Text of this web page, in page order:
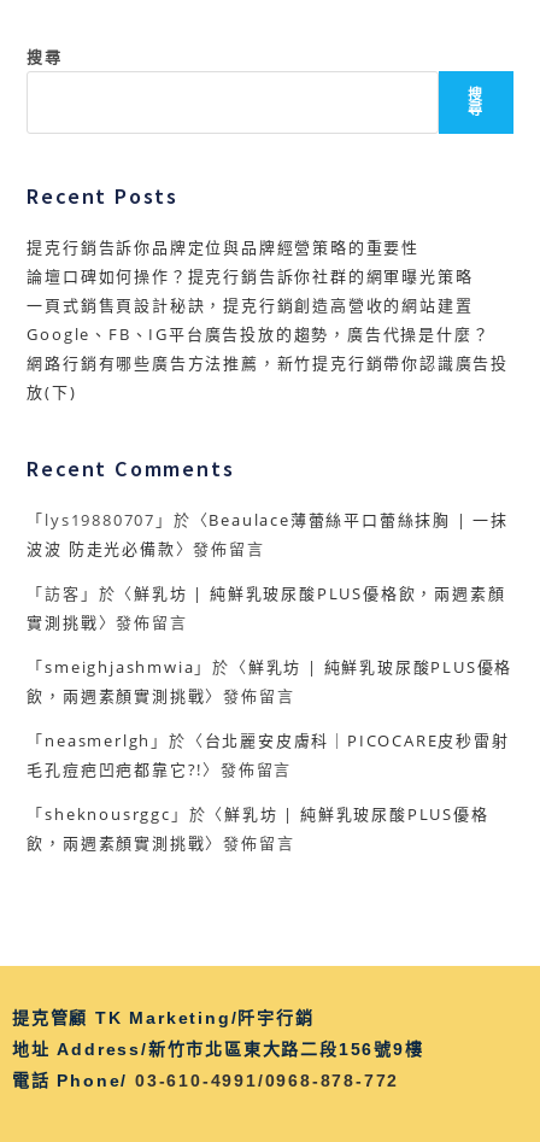
搜尋
搜
尋
Recent Posts
提克行銷告訴你品牌定位與品牌經營策略的重要性
論壇口碑如何操作？提克行銷告訴你社群的網軍曝光策略
一頁式銷售頁設計秘訣，提克行銷創造高營收的網站建置
Google、FB、IG平台廣告投放的趨勢，廣告代操是什麼？
網路行銷有哪些廣告方法推薦，新竹提克行銷帶你認識廣告投
放(下)
Recent Comments
「lys19880707 」於〈Beaulace薄蕾絲平口蕾絲抹胸 | 一抹
波波 防走光必備款〉發佈留言
「訪客 」於〈鮮乳坊 | 純鮮乳玻尿酸PLUS優格飲，兩週素顏
實測挑戰〉發佈留言
「smeighjashmwia 」於〈鮮乳坊 | 純鮮乳玻尿酸PLUS優格
飲，兩週素顏實測挑戰〉發佈留言
「neasmerlgh 」於〈 台北麗安皮膚科｜PICOCARE皮秒雷射
毛孔痘疤凹疤都靠它?!〉發佈留言
「sheknousrggc 」於〈鮮乳坊 | 純鮮乳玻尿酸PLUS優格
飲，兩週素顏實測挑戰〉發佈留言
提克管顧 TK Marketing/阡宇行銷
地址 Address/新竹市北區東大路二段156號9樓
電話 Phone/ 03-610-4991/0968-878-772